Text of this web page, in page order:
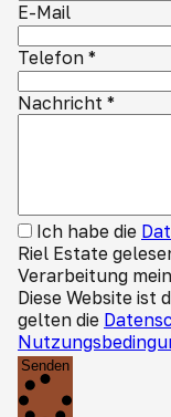
E-Mail
Telefon *
Nachricht *
Ich habe die
Riel Estate
Verarbeitung
Diese Website ist
gelten die
Senden